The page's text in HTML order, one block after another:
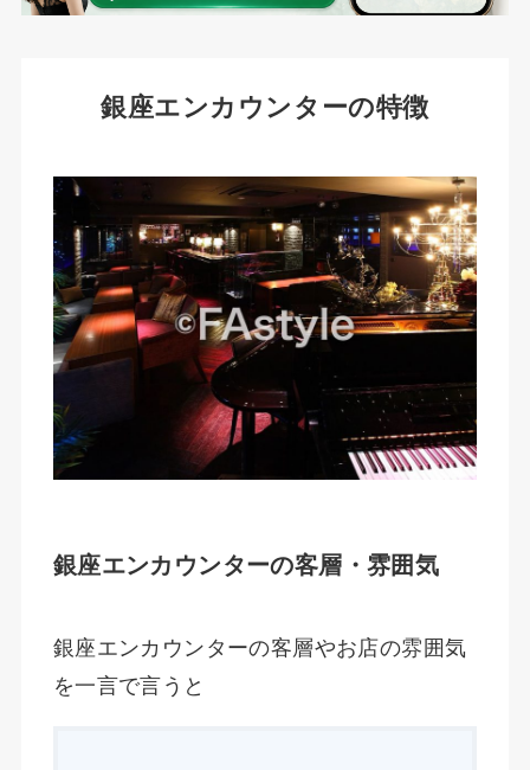
銀座エンカウンターの特徴
銀座エンカウンターの客層・雰囲気
銀座エンカウンターの客層やお店の雰囲気
を一言で言うと